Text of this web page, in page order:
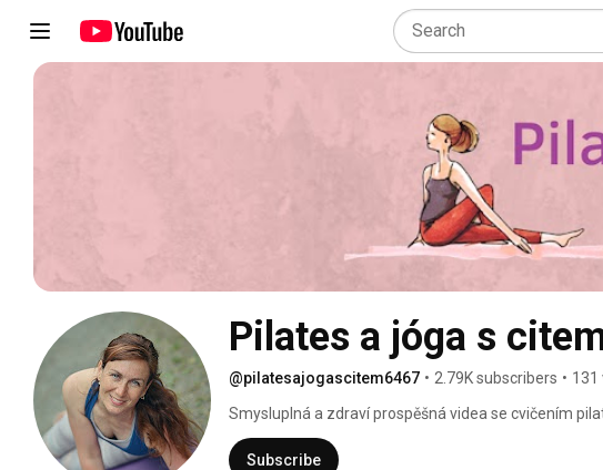
Pilates a jóga s
@pilatesajogascitem6467 • 2.79K subscribers • 131
Smysluplná a zdraví prospěšná videa se cvičením
radost z pohybu pod laskavým vedením bez
můžete se po něm cítit skvěle.
Subscribe